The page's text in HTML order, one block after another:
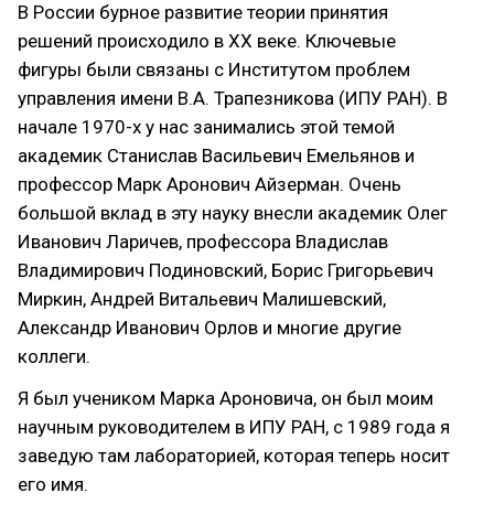
В России бурное развитие теории принятия
решений происходило в ХХ веке. Ключевые
фигуры были связаны с Институтом проблем
управления имени В.А. Трапезникова (ИПУ РАН). В
начале 1970-х у нас занимались этой темой
академик Станислав Васильевич Емельянов и
профессор Марк Аронович Айзерман. Очень
большой вклад в эту науку внесли академик Олег
Иванович Ларичев, профессора Владислав
Владимирович Подиновский, Борис Григорьевич
Миркин, Андрей Витальевич Малишевский,
Александр Иванович Орлов и многие другие
коллеги.
Я был учеником Марка Ароновича, он был моим
научным руководителем в ИПУ РАН, с 1989 года я
заведую там лабораторией, которая теперь носит
его имя.